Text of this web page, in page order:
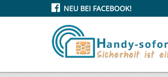
NEU BEI FACEBOOK!